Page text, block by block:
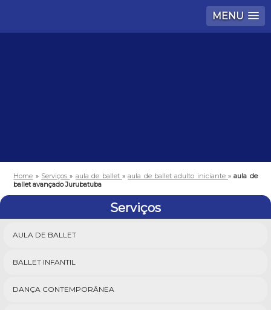
MENU
Home » Serviços» aula de ballet »aula de ballet adulto iniciante »aula de
ballet avançado Jurubatuba
Serviços
AULA DE BALLET
BALLET INFANTIL
DANÇA CONTEMPORÂNEA